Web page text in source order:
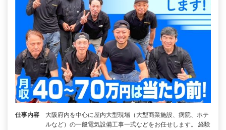
仕事内容
大阪府内を中心に屋内大型現場（大型商業施設、病院、ホテ
ルなど）の一般電気設備工事一式などをお任せします。 経験